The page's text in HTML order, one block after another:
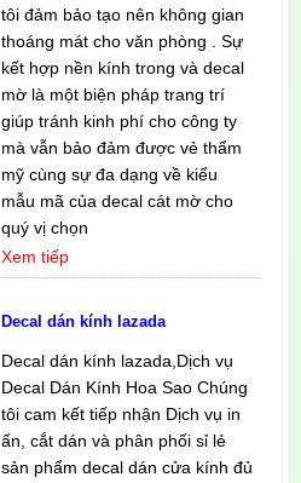
tôi đảm bảo tạo nên không gian
thoáng mát cho văn phòng . Sự
kết hợp nền kính trong và decal
mờ là một biện pháp trang trí
giúp tránh kinh phí cho công ty
mà vẫn bảo đảm được vẻ thẩm
mỹ cùng sự đa dạng về kiểu
mẫu mã của decal cát mờ cho
quý vị chọn
Xem tiếp
Decal dán kính lazada
Decal dán kính lazada,Dịch vụ
Decal Dán Kính Hoa Sao Chúng
tôi cam kết tiếp nhận Dịch vụ in
ấn, cắt dán và phân phối sỉ lẻ
sản phẩm decal dán cửa kính đủ